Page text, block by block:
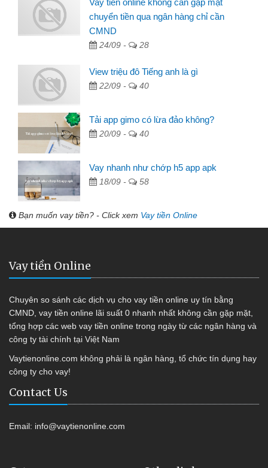
chuyển tiền qua ngân hàng chỉ cần
CMND
24/09 - 28
View triệu đô Tiếng anh là gì
22/09 - 40
Tải app gimo có lừa đảo không?
20/09 - 40
Vay nhanh như chớp h5 app apk
18/09 - 58
Bạn muốn vay tiền? - Click xem Vay tiền Online
Vay tiền Online
Chuyên so sánh các dịch vụ cho vay tiền online uy tín bằng
CMND, vay tiền online lãi suất 0 nhanh nhất không cần gặp mặt,
tổng hợp các web vay tiền online trong ngày từ các ngân hàng và
công ty tài chính tại Việt Nam
Vaytienonline.com không phải là ngân hàng, tổ chức tín dụng hay
công ty cho vay!
Contact Us
Email: info@vaytienonline.com